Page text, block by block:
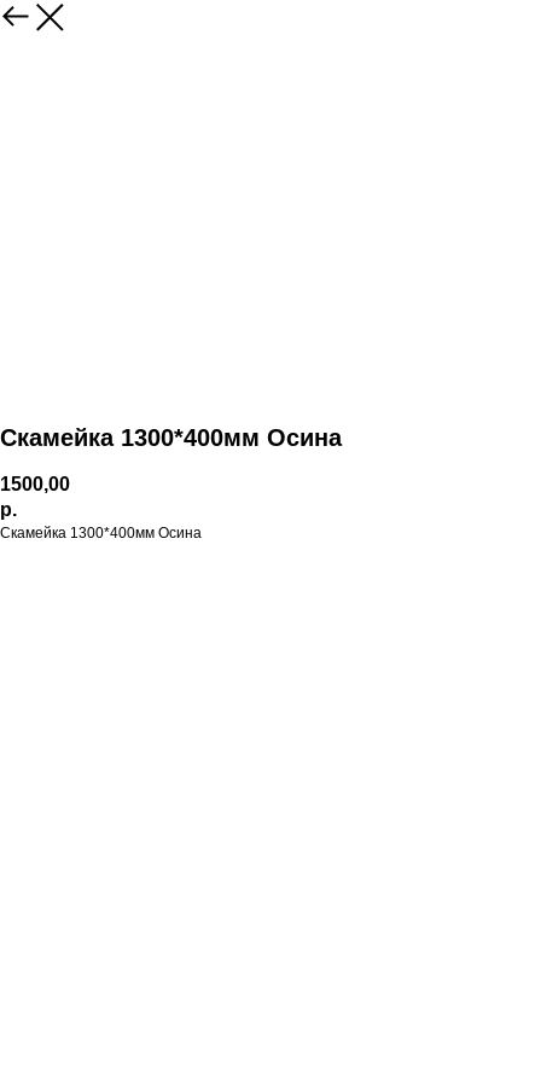
Скамейка 1300*400мм Осина
1500,00
р.
Скамейка 1300*400мм Осина